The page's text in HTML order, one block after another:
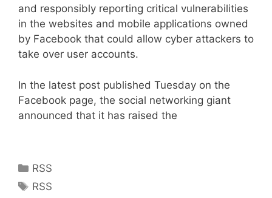
and responsibly reporting critical vulnerabilities
in the websites and mobile applications owned
by Facebook that could allow cyber attackers to
take over user accounts.
In the latest post published Tuesday on the
Facebook page, the social networking giant
announced that it has raised the
Kategoriler
RSS
Etiketler
RSS